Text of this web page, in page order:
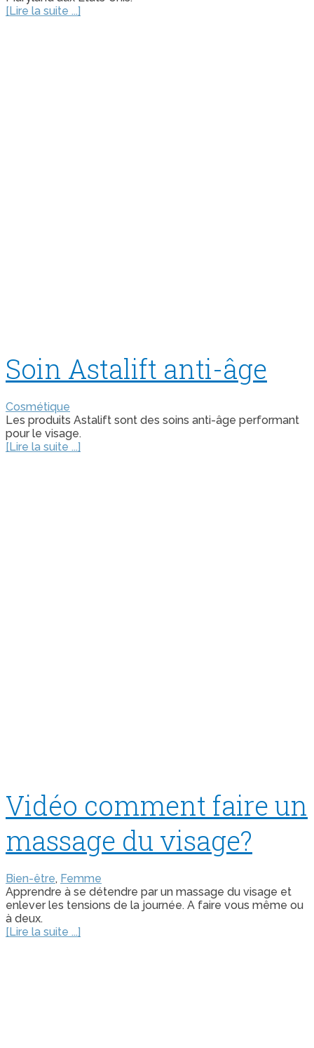
[Lire la suite ...]
Soin Astalift anti-âge
Cosmétique
Les produits Astalift sont des soins anti-âge performant
pour le visage.
[Lire la suite ...]
Vidéo comment faire un
massage du visage?
Bien-être, Femme
Apprendre à se détendre par un massage du visage et
enlever les tensions de la journée. A faire vous même ou
à deux.
[Lire la suite ...]